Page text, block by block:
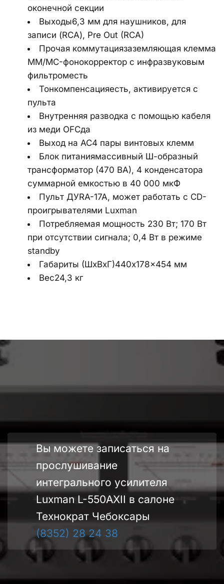
оконечной секции
Выходы6,3 мм для наушников, для
записи (RCA), Pre Out (RCA)
Прочая коммутациязаземляющая клемма
MM/MC-фонокорректор с инфразвуковым
фильтроместь
Тонкомпенсацияесть, активируется с
пульта
Внутренняя разводка с помощью кабеля
из меди OFCда
Выход на АС4 пары винтовых клемм
Блок питаниямассивный Ш-образный
трансформатор (470 ВА), 4 конденсатора
суммарной емкостью в 40 000 мкФ
Пульт ДУRA-17A, может работать с CD-
проигрывателями Luxman
Потребляемая мощность 230 Вт; 170 Вт
при отсутствии сигнала; 0,4 Вт в режиме
standby
Габариты (ШхВхГ)440x178x454 мм
Вес24,3 кг
Вы можете записаться на
прослушивание
интегрального усилителя
Luxman L-550AXII в салоне
Технократ Чебоксары
(8352) 28 24 38